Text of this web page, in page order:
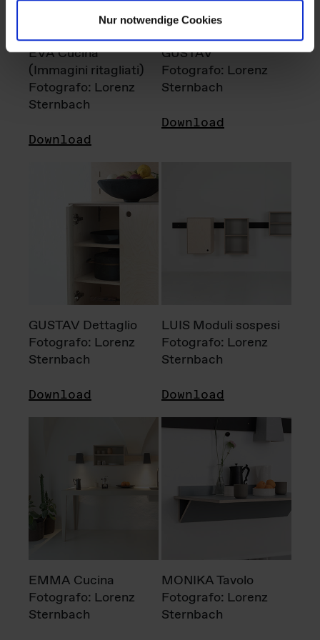
Nur notwendige Cookies
EVA Cucina
(Immagini ritagliati)
Fotografo: Lorenz
Sternbach
Download
GUSTAV
Fotografo: Lorenz
Sternbach
Download
GUSTAV Dettaglio
Fotografo: Lorenz
Sternbach
Download
LUIS Moduli sospesi
Fotografo: Lorenz
Sternbach
Download
EMMA Cucina
Fotografo: Lorenz
Sternbach
MONIKA Tavolo
Fotografo: Lorenz
Sternbach